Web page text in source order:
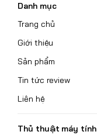
Danh mục
Trang chủ
Giới thiệu
Sản phẩm
Tin tức review
Liên hệ
Thủ thuật máy tính